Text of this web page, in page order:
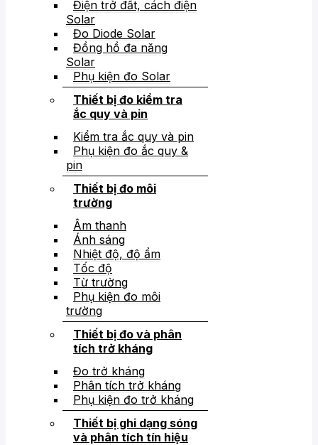
Điện trở đất, cách điện
Solar
Đo Diode Solar
Đồng hồ đa năng
Solar
Phụ kiện đo Solar
Thiết bị đo kiểm tra
ắc quy và pin
Kiểm tra ắc quy và pin
Phụ kiện đo ắc quy &
pin
Thiết bị đo môi
trường
Âm thanh
Ánh sáng
Nhiệt độ, độ ẩm
Tốc độ
Từ trường
Phụ kiện đo môi
trường
Thiết bị đo và phân
tích trở kháng
Đo trở kháng
Phân tích trở kháng
Phụ kiện đo trở kháng
Thiết bị ghi dạng sóng
và phân tích tín hiệu